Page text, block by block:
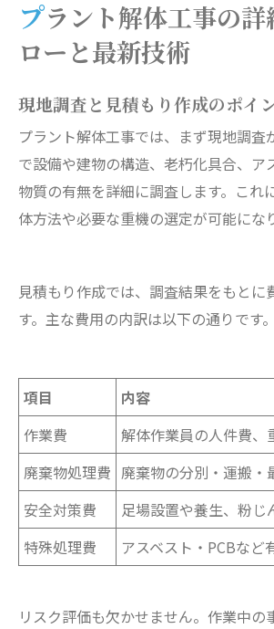
プラント解体工事の詳細な施工フ
ローと最新技術
現地調査と見積もり作成のポイ
プラント解体工事では、まず現地調査
で設備や建物の構造、老朽化具合、ア
物質の有無を詳細に調査します。これ
体方法や必要な重機の選定が可能にな
見積もり作成では、調査結果をもとに
す。主な費用の内訳は以下の通りです。
項目
内容
作業費
解体作業員の人件費、
廃棄物処理費 廃棄物の分別・運搬・
安全対策費
足場設置や養生、粉じ
特殊処理費
アスベスト・PCBなど
リスク評価も欠かせません。作業中の